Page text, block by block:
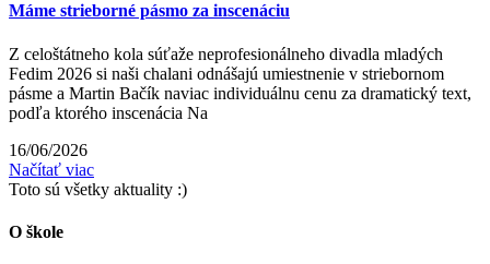
Máme strieborné pásmo za inscenáciu
Z celoštátneho kola súťaže neprofesionálneho divadla mladých
Fedim 2026 si naši chalani odnášajú umiestnenie v striebornom
pásme a Martin Bačík naviac individuálnu cenu za dramatický text,
podľa ktorého inscenácia Na
16/06/2026
Načítať viac
Toto sú všetky aktuality :)
O škole